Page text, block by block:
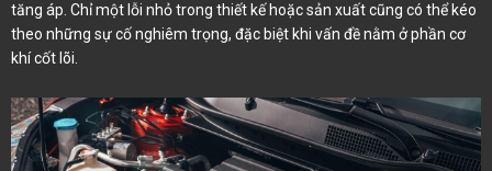
tăng áp. Chỉ một lỗi nhỏ trong thiết kế hoặc sản xuất cũng có thể kéo
theo những sự cố nghiêm trọng, đặc biệt khi vấn đề nằm ở phần cơ
khí cốt lõi.